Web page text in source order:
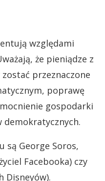
względami
że pieniądze z
przeznaczone
poprawę
gospodarki
demokratycznych.
są George Soros,
Facebooka) czy
Disneyów).